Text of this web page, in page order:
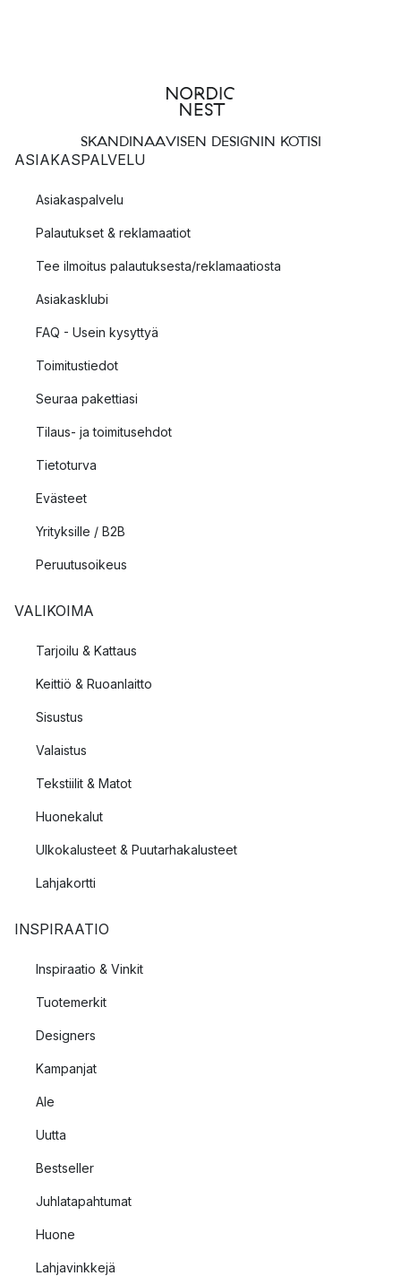
SKANDINAAVISEN DESIGNIN KOTISI
ASIAKASPALVELU
Asiakaspalvelu
Palautukset & reklamaatiot
Tee ilmoitus palautuksesta/reklamaatiosta
Asiakasklubi
FAQ - Usein kysyttyä
Toimitustiedot
Seuraa pakettiasi
Tilaus- ja toimitusehdot
Tietoturva
Evästeet
Yrityksille / B2B
Peruutusoikeus
VALIKOIMA
Tarjoilu & Kattaus
Keittiö & Ruoanlaitto
Sisustus
Valaistus
Tekstiilit & Matot
Huonekalut
Ulkokalusteet & Puutarhakalusteet
Lahjakortti
INSPIRAATIO
Inspiraatio & Vinkit
Tuotemerkit
Designers
Kampanjat
Ale
Uutta
Bestseller
Juhlatapahtumat
Huone
Lahjavinkkejä